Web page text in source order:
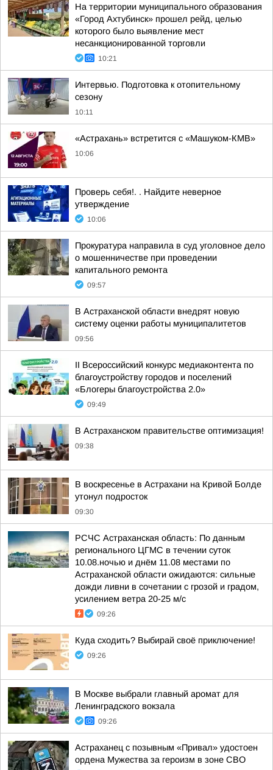
На территории муниципального образования
«Город Ахтубинск» прошел рейд, целью
которого было выявление мест
несанкционированной торговли
10:21
Интервью. Подготовка к отопительному
сезону
10:11
«Астрахань» встретится с «Машуком-КМВ»
10:06
Проверь себя!. . Найдите неверное
утверждение
10:06
Прокуратура направила в суд уголовное дело
о мошенничестве при проведении
капитального ремонта
09:57
В Астраханской области внедрят новую
систему оценки работы муниципалитетов
09:56
II Всероссийский конкурс медиаконтента по
благоустройству городов и поселений
«Блогеры благоустройства 2.0»
09:49
В Астраханском правительстве оптимизация!
09:38
В воскресенье в Астрахани на Кривой Болде
утонул подросток
09:30
РСЧС Астраханская область: По данным
регионального ЦГМС в течении суток
10.08.ночью и днём 11.08 местами по
Астраханской области ожидаются: сильные
дожди ливни в сочетании с грозой и градом,
усилением ветра 20-25 м/с
09:26
Куда сходить? Выбирай своё приключение!
09:26
В Москве выбрали главный аромат для
Ленинградского вокзала
09:26
Астраханец с позывным «Привал» удостоен
ордена Мужества за героизм в зоне СВО